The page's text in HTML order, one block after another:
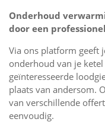
Onderhoud
door een
Via ons platform geeft
onderhoud van je
geïnteresseerde
plaats van andersom.
van verschillende
eenvoudig.